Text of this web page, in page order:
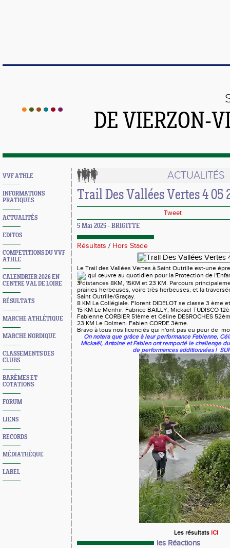
DE VIERZON-
VVF ATHLE
INFORMATIONS
PRATIQUES
ACTUALITÉS
EDITOS
COMPETITIONS DU VVF
ATHLE
CALENDRIER 2026 EN
CENTRE VAL DE LOIRE
RÉSULTATS
MARCHE ATHLÉTIQUE
MARCHE NORDIQUE
CLASSEMENTS DES
CLUBS
BARÈMES ET
COTATIONS
FORUM
LIENS
RECORDS
MÉDIATHÈQUE
LABEL
ACTUALITÉS
Trail Des Vallées Vertes 4 05
Tweet
5 Mai 2025 - BRIGITTE
Résultats / Hors Stade
Le Trail des Vallées Vertes à Saint Outrille est-une
qui œuvre au quotidien pour la Protection de
3 distances 8KM, 15KM et 23 KM. Parcours
prairies herbeuses, voire très herbeuses, et la
Saint Outrille/Graçay.
8 KM La Collégiale. Florent DIDELOT se classe 3 ème
15 KM Le Menhir. Fabrice BAILLY, Mickaël TUDISCO
Fabienne CORBIER 51ème et Céline DESROCHES
23 KM Le Dolmen. Fabien CORDE 3ème.
Bravo à tous nos licenciés qui n'ont pas eu peur de
On notera que grâce à leur performance Fabienne,
Mickaël, Antoine et Fabien ont remporté le challenge
de performances additionnées !
Les résultats ICI
les Réactions